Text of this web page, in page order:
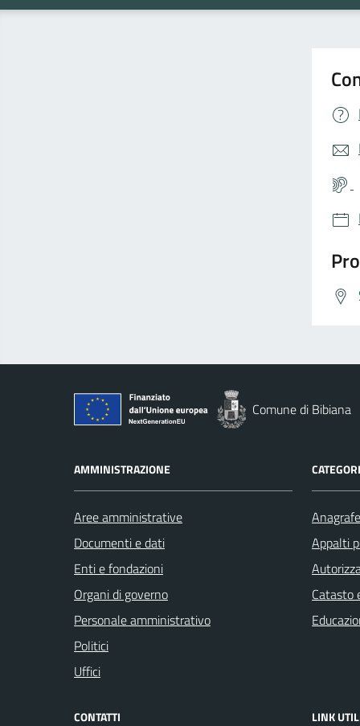
Comune di Bibiana
AMMINISTRAZIONE
Aree amministrative
Documenti e dati
Enti e fondazioni
Organi di governo
Personale amministrativo
Politici
Uffici
Appalti
Catasto
CONTATTI LINK